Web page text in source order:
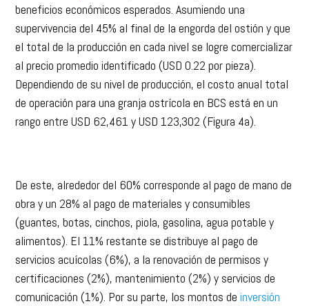
beneficios económicos esperados. Asumiendo una
supervivencia del 45% al final de la engorda del ostión y que
el total de la producción en cada nivel se logre comercializar
al precio promedio identificado (USD 0.22 por pieza).
Dependiendo de su nivel de producción, el costo anual total
de operación para una granja ostrícola en BCS está en un
rango entre USD 62,461 y USD 123,302 (Figura 4a).
De este, alrededor del 60% corresponde al pago de mano de
obra y un 28% al pago de materiales y consumibles
(guantes, botas, cinchos, piola, gasolina, agua potable y
alimentos). El 11% restante se distribuye al pago de
servicios acuícolas (6%), a la renovación de permisos y
certificaciones (2%), mantenimiento (2%) y servicios de
comunicación (1%). Por su parte, los montos deinversión